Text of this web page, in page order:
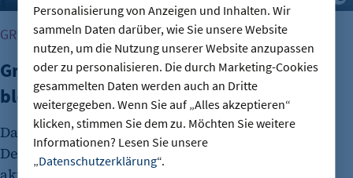
Personalisierung von Anzeigen und Inhalten. Wir
sammeln Daten darüber, wie Sie unsere Website
nutzen, um die Nutzung unserer Website anzupassen
oder zu personalisieren. Die durch Marketing-Cookies
gesammelten Daten werden auch an Dritte
weitergegeben. Wenn Sie auf „Alles akzeptieren“
klicken, stimmen Sie dem zu. Möchten Sie weitere
Informationen? Lesen Sie unsere
„Datenschutzerklärung“.
GRÜNDUNG
Gründungszahlen steigen, Bürokratie
bleibt größte Hürde
Das Interesse an Unternehmensgründungen in
Deutschland nimmt wieder zu. Dies zeigt der